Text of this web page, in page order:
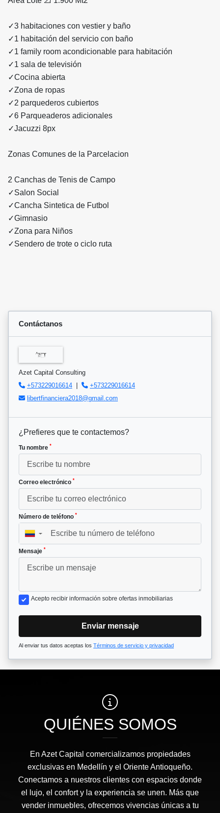
✓3 habitaciones con vestier y baño
✓1 habitación del servicio con baño
✓1 family room acondicionable para habitación
✓1 sala de televisión
✓Cocina abierta
✓Zona de ropas
✓2 parquederos cubiertos
✓6 Parqueaderos adicionales
✓Jacuzzi 8px
Zonas Comunes de la Parcelacion
2 Canchas de Tenis de Campo
✓Salon Social
✓Cancha Sintetica de Futbol
✓Gimnasio
✓Zona para Niños
✓Sendero de trote o ciclo ruta
Contáctanos
Azet Capital Consulting
+573229016614 |
+573229016614
libertfinanciera2018@gmail.com
¿Prefieres que te contactemos?
Tu nombre *
Correo electrónico *
Número de teléfono *
▼
Mensaje *
Acepto recibir información sobre ofertas inmobiliarias
Enviar mensaje
Al enviar tus datos aceptas los Términos de servicio y privacidad
QUIÉNES SOMOS
En Azet Capital comercializamos propiedades
exclusivas en Medellín y el Oriente Antioqueño.
Conectamos a nuestros clientes con espacios donde
el lujo, el confort y la experiencia se unen. Más que
vender inmuebles, ofrecemos vivencias únicas a tu